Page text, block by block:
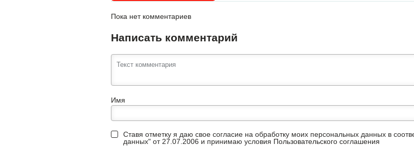
Пока нет комментариев
Написать комментарий
Имя
Ставя отметку я даю свое согласие на обработку моих персональных данных в
данных" от 27.07.2006 и принимаю условия Пользовательского соглашения